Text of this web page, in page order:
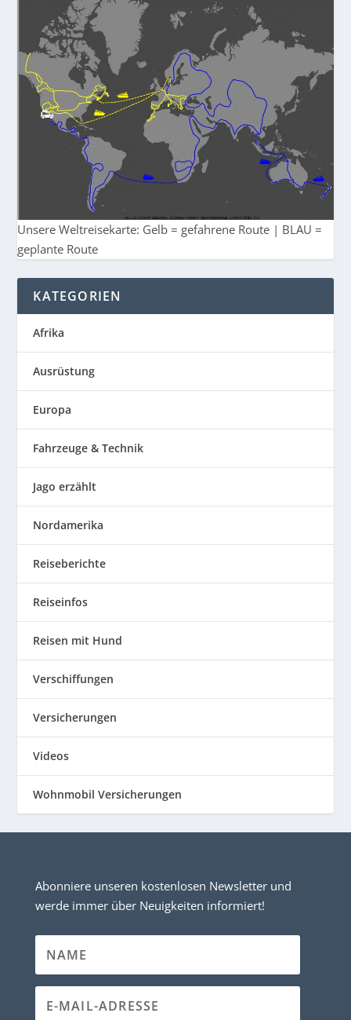
Unsere Weltreisekarte: Gelb = gefahrene Route | BLAU =
geplante Route
KATEGORIEN
Afrika
Ausrüstung
Europa
Fahrzeuge & Technik
Jago erzählt
Nordamerika
Reiseberichte
Reiseinfos
Reisen mit Hund
Verschiffungen
Versicherungen
Videos
Wohnmobil Versicherungen
Abonniere unseren kostenlosen Newsletter und
werde immer über Neuigkeiten informiert!